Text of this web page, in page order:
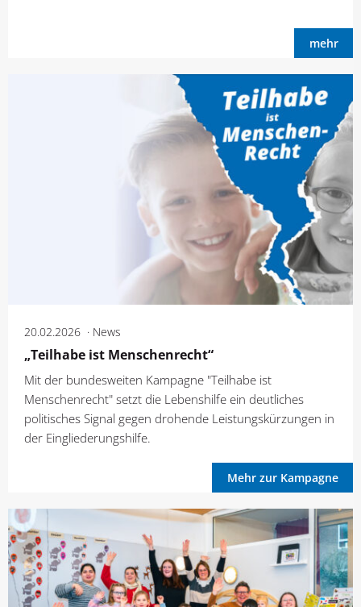
mehr
20.02.2026 News
„Teilhabe ist Menschenrecht“
Mit der bundesweiten Kampagne "Teilhabe ist
Menschenrecht" setzt die Lebenshilfe ein deutliches
politisches Signal gegen drohende Leistungskürzungen in
der Eingliederungshilfe.
Mehr zur Kampagne